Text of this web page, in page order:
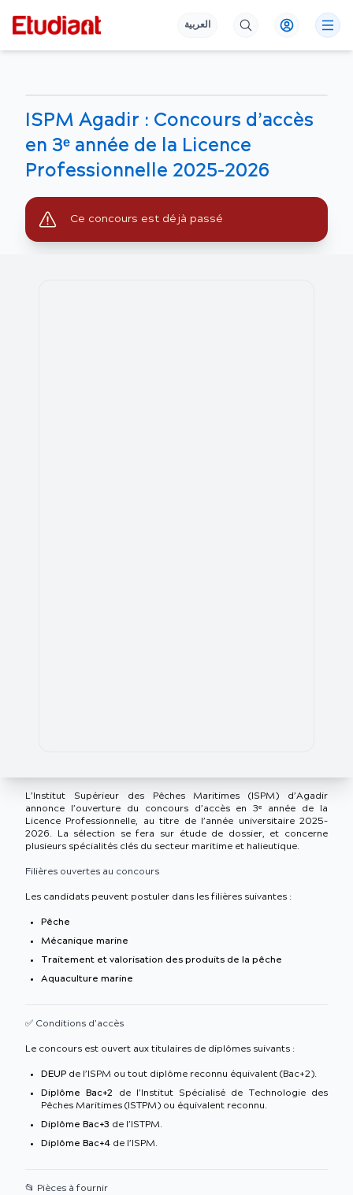
العربية
ISPM Agadir : Concours d’accès
en 3ᵉ année de la Licence
Professionnelle 2025-2026
Ce concours est déjà passé
L’Institut Supérieur des Pêches Maritimes (ISPM) d’Agadir
annonce l’ouverture du concours d’accès en 3ᵉ année de la
Licence Professionnelle, au titre de l’année universitaire 2025-
2026. La sélection se fera sur étude de dossier, et concerne
plusieurs spécialités clés du secteur maritime et halieutique.
Filières ouvertes au concours
Les candidats peuvent postuler dans les filières suivantes :
Pêche
Mécanique marine
Traitement et valorisation des produits de la pêche
Aquaculture marine
✅ Conditions d’accès
Le concours est ouvert aux titulaires de diplômes suivants :
DEUP de l’ISPM ou tout diplôme reconnu équivalent (Bac+2).
Diplôme Bac+2 de l’Institut Spécialisé de Technologie des
Pêches Maritimes (ISTPM) ou équivalent reconnu.
Diplôme Bac+3 de l’ISTPM.
Diplôme Bac+4 de l’ISPM.
📂 Pièces à fournir